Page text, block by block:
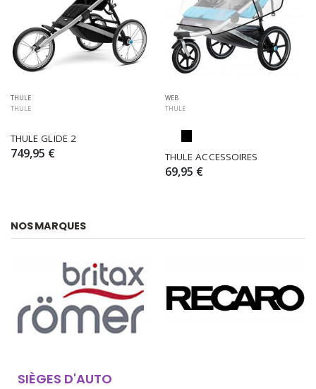
THULE
THULE
THULE GLIDE 2
749,95 €
WEB
THULE
THULE ACCESSOIRES
69,95 €
NOS MARQUES
SIÈGES D'AUTO